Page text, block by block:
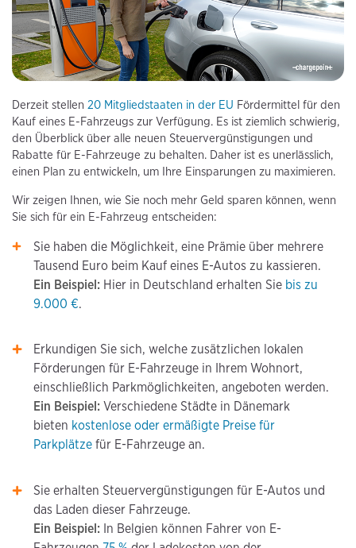
Derzeit stellen 20 Mitgliedstaaten in der EU Fördermittel für den
Kauf eines E-Fahrzeugs zur Verfügung. Es ist ziemlich schwierig,
den Überblick über alle neuen Steuervergünstigungen und
Rabatte für E-Fahrzeuge zu behalten. Daher ist es unerlässlich,
einen Plan zu entwickeln, um Ihre Einsparungen zu maximieren.
Wir zeigen Ihnen, wie Sie noch mehr Geld sparen können, wenn
Sie sich für ein E-Fahrzeug entscheiden:
Sie haben die Möglichkeit, eine Prämie über mehrere
Tausend Euro beim Kauf eines E-Autos zu kassieren.
Ein Beispiel: Hier in Deutschland erhalten Sie bis zu
9.000 €.
Erkundigen Sie sich, welche zusätzlichen lokalen
Förderungen für E-Fahrzeuge in Ihrem Wohnort,
einschließlich Parkmöglichkeiten, angeboten werden.
Ein Beispiel: Verschiedene Städte in Dänemark
bieten kostenlose oder ermäßigte Preise für
Parkplätze für E-Fahrzeuge an.
Sie erhalten Steuervergünstigungen für E-Autos und
das Laden dieser Fahrzeuge.
Ein Beispiel: In Belgien können Fahrer von E-